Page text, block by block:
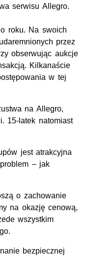
serwisu Allegro.
roku. Na swoich
przez
obserwując aukcje
Kilkanaście
w tej
na Allegro,
15-latek natomiast
jest atrakcyjna
– jak
o zachowanie
na okazję cenową,
wszystkim
bezpiecznej